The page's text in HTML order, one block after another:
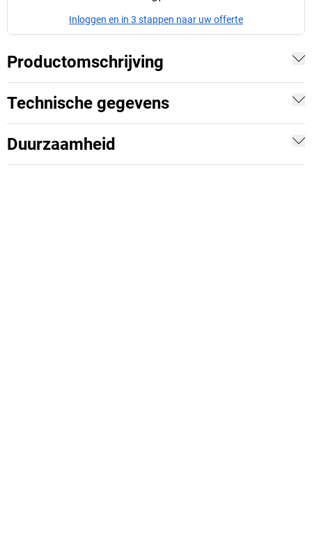
Inloggen en in 3 stappen naar uw offerte
Productomschrijving
Technische gegevens
Duurzaamheid